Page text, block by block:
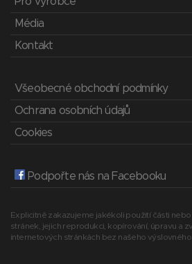
Média
Kontakt
Všeobecné obchodní podmínky
Ochrana osobních údajů
Cookies
Podpořte nás na Facebooku
Explicitně zakazujeme jakékoli použití části
stránek, jejich reprodukci, kopírování, úpravu a
internetových stránkách bez našeho výslovného